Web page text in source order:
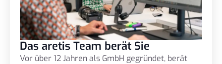
Das aretis Team berät Sie
Vor über 12 Jahren als GmbH gegründet, berät